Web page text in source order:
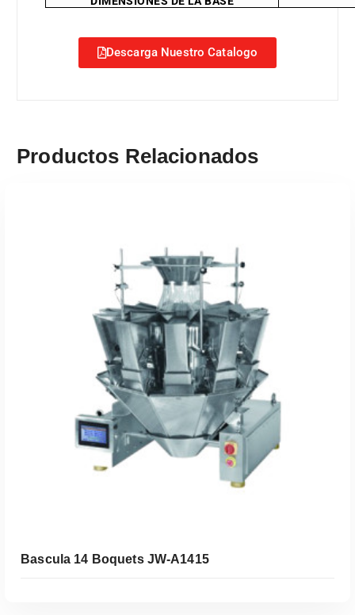
Descarga Nuestro Catalogo
Productos Relacionados
Bascula 14 Boquets JW-A1415